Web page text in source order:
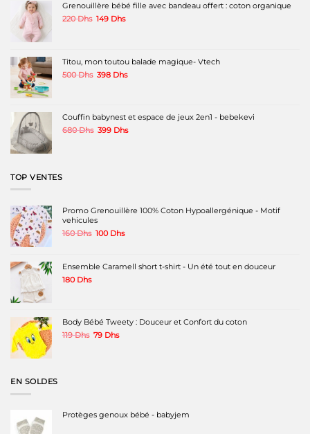
être
choisies
produit
être
du
être
Grenouillère bébé fille avec bandeau offert : coton organique
220Dhs Le
149 DhsLe
149 Dhs.
Titou, mon toutou balade magique- Vtech
500Dhs Le
500 Dhs.
398 DhsLe
398 Dhs.
Couffin babynest et espace de jeux 2en1 - bebekevi
680Dhs Le
399 DhsLe
TOP VENTES
Promo Grenouillère 100% Coton Hypoallergénique - Motif
vehicules
160Dhs Le
160 Dhs.
100 DhsLe
est :
100 Dhs.
Ensemble Caramell short t-shirt - Un été tout en douceur
180 Dhs
Body Bébé Tweety : Douceur et Confort du coton
119Dhs Le
79 DhsLe
EN SOLDES
Protèges genoux bébé - babyjem